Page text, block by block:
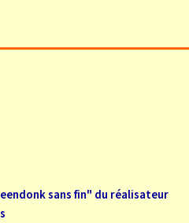
sans fin" du réalisateur